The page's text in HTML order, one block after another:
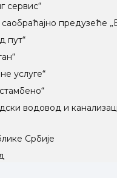
сервис“
предузеће
пут“
услуге“
водовод и
Србије